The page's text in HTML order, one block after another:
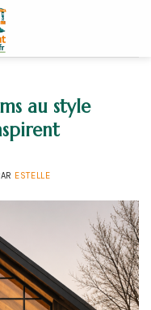
au style
ESTELLE